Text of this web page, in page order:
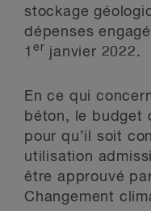
stockage
dépenses
1 er janvier 2022.
En ce qui
béton, le budget
pour qu’il soit
utilisation
être approuvé
Changement